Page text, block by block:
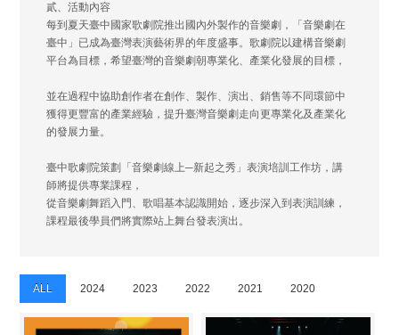
貳、活動內容
每到夏天臺中國家歌劇院推出國內外製作的音樂劇，「音樂劇在
臺中」已成為臺灣表演藝術界的年度盛事。歌劇院以建構音樂劇
平台為目標，希望臺灣的音樂劇朝專業化、產業化發展的目標，
並在過程中協助創作者在創作、製作、演出、銷售等不同環節中
獲得更豐富的產業經驗，提升臺灣音樂劇走向更專業化及產業化
的發展力量。
臺中歌劇院策劃「音樂劇線上─新起之秀」表演培訓工作坊，講
師將提供專業課程，
從音樂劇舞蹈入門、歌唱基本認識開始，逐步深入到表演訓練，
課程最後學員們將實際站上舞台發表演出。
ALL 2024 2023 2022 2021 2020